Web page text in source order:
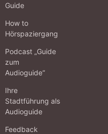
Guide
How to
Hörspaziergang
Podcast „Guide
zum
Audioguide“
Ihre
Stadtführung als
Audioguide
Feedback